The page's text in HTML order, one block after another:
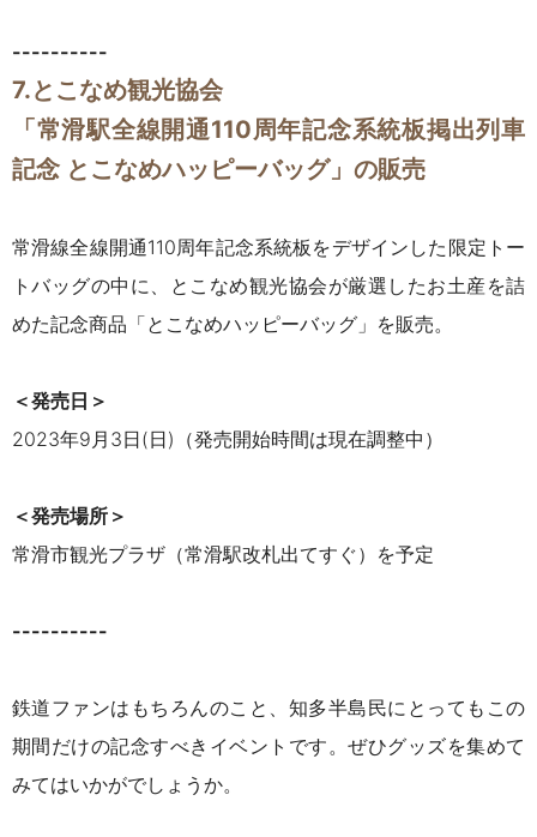
----------
7.とこなめ観光協会
「常滑駅全線開通110周年記念系統板掲出列車
記念 とこなめハッピーバッグ」の販売
常滑線全線開通110周年記念系統板をデザインした限定トー
トバッグの中に、とこなめ観光協会が厳選したお土産を詰
めた記念商品「とこなめハッピーバッグ」を販売。
＜発売日＞
2023年9月3日(日)（発売開始時間は現在調整中）
＜発売場所＞
常滑市観光プラザ（常滑駅改札出てすぐ）を予定
----------
鉄道ファンはもちろんのこと、 知多半島民にとっても この
期間だけの記念すべきイベントです。ぜひグッズを集めて
みてはいかがでしょうか。